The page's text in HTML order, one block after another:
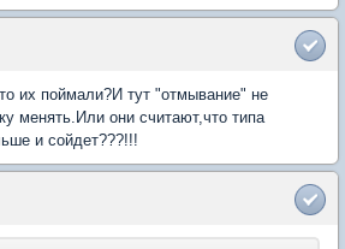
их поймали?И тут "отмывание" не
менять.Или они считают,что типа
и сойдет???!!!